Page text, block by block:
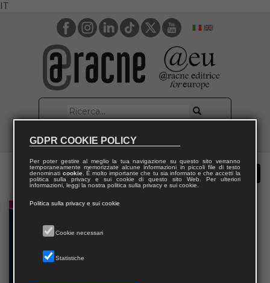
IT
GDPR COOKIE POLICY
Per poter gestire al meglio la tua navigazione su questo sito verranno
temporaneamente memorizzate alcune informazioni in piccoli file di testo
denominati cookie. È molto importante che tu sia informato e che accetti la
politica sulla privacy e sui cookie di questo sito Web. Per ulteriori
informazioni, leggi la nostra politica sulla privacy e sui cookie.
Politica sulla privacy e sui cookie
Cookie necessari
Statistiche